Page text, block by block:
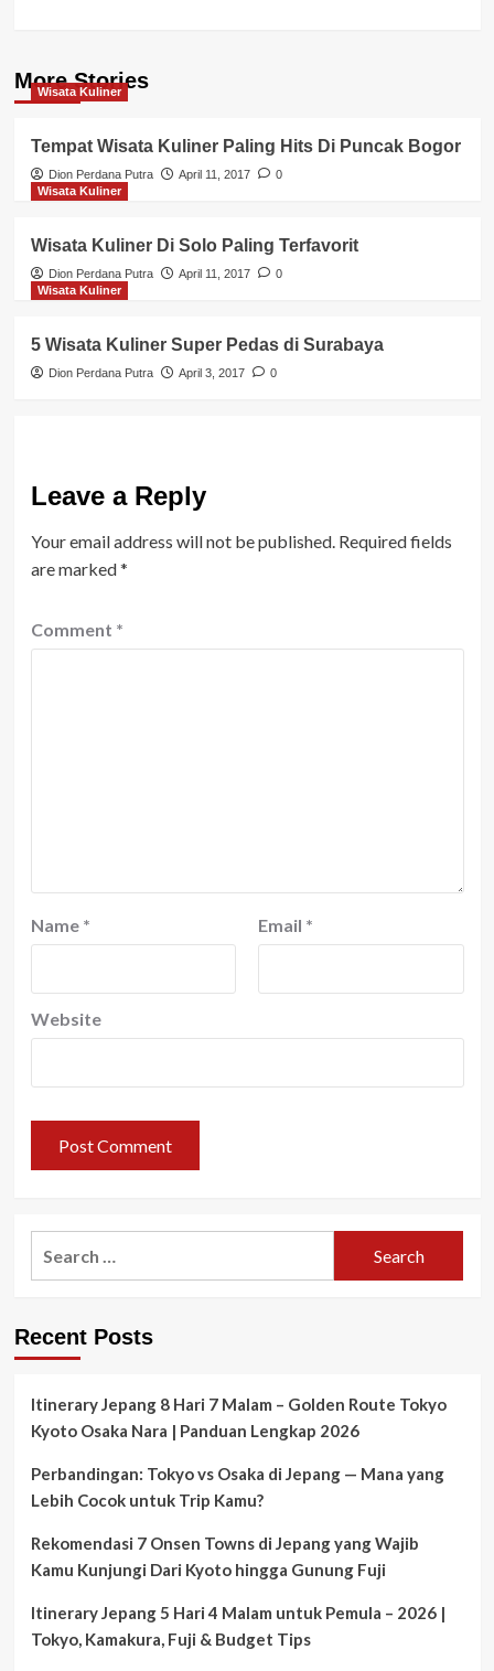
More Stories
Wisata Kuliner
Tempat Wisata Kuliner Paling Hits Di Puncak Bogor
Dion Perdana Putra April 11, 2017
0
Wisata Kuliner
Wisata Kuliner Di Solo Paling Terfavorit
Dion Perdana Putra April 11, 2017
0
Wisata Kuliner
5 Wisata Kuliner Super Pedas di Surabaya
Dion Perdana Putra April 3, 2017 0
Leave a Reply
Your email address will not be published. Required fields
are marked*
Comment *
Name * Email *
Website
Recent Posts
Itinerary Jepang 8 Hari 7 Malam – Golden Route Tokyo
Kyoto Osaka Nara | Panduan Lengkap 2026
Perbandingan: Tokyo vs Osaka di Jepang — Mana yang
Lebih Cocok untuk Trip Kamu?
Rekomendasi 7 Onsen Towns di Jepang yang Wajib
Kamu Kunjungi Dari Kyoto hingga Gunung Fuji
Itinerary Jepang 5 Hari 4 Malam untuk Pemula – 2026 |
Tokyo, Kamakura, Fuji & Budget Tips